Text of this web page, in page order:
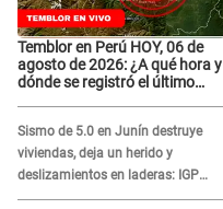
Temblor en Perú HOY, 06 de
agosto de 2026: ¿A qué hora y
dónde se registró el último
Sismo de 5.0 en Junín destruye
viviendas, deja un herido y
deslizamientos en laderas: IGP
alerta sobre posibles réplicas